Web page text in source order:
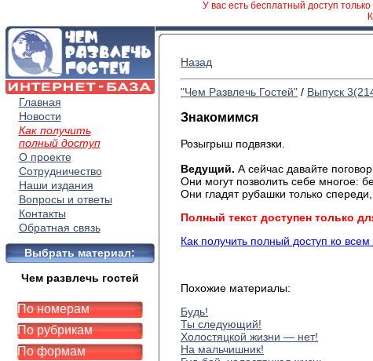
У вас есть бесплатный доступ только
Главная
Новости
Как получить
полный доступ
О проекте
Сотрудничество
Наши издания
Вопросы и ответы
Контакты
Обратная связь
Выбрать материал:
Чем развлечь гостей
По номерам
По рубрикам
По формам
Назад
"Чем Развлечь Гостей" / Выпуск
Знакомимся
Розыгрыш подвязки.
Ведущий. А сейчас давайте
Они могут позволить себе многое:
Они гладят рубашки только
Полный текст доступен только
Как получить полный доступ ко
Похожие материалы:
Будь!
Ты следующий!
Холостяцкой жизни — нет!
На мальчишник!